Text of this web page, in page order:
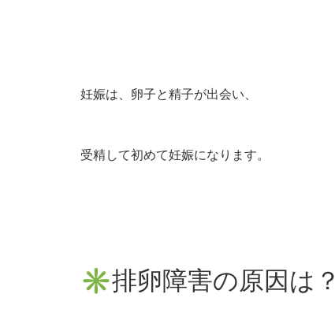
妊娠は、卵子と精子が出会い、
受精して初めて妊娠になります。
✳︎排卵障害の原因は？